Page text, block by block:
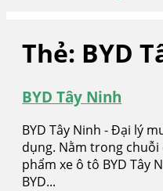
navigation
content
Thẻ: BYD
BYD Tây Ninh
BYD Tây Ninh - Đại lý
dụng. Nằm trong chuỗi
phẩm xe ô tô BYD Tây
BYD...